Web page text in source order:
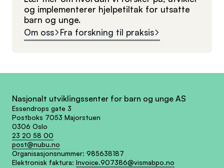
og implementerer hjelpetiltak for utsatte
barn og unge.
Om oss
Fra forskning til praksis
Nasjonalt utviklingssenter for barn og unge AS
Essendrops gate 3
Postboks 7053 Majorstuen
0306 Oslo
23 20 58 00
post@nubu.no
Organisasjonsnummer: 985638187
Elektronisk faktura: Invoice.907386@vismabpo.no